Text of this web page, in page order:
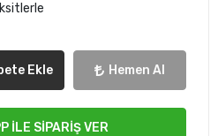
Ekle Hemen Al
İLE SİPARİŞ VER